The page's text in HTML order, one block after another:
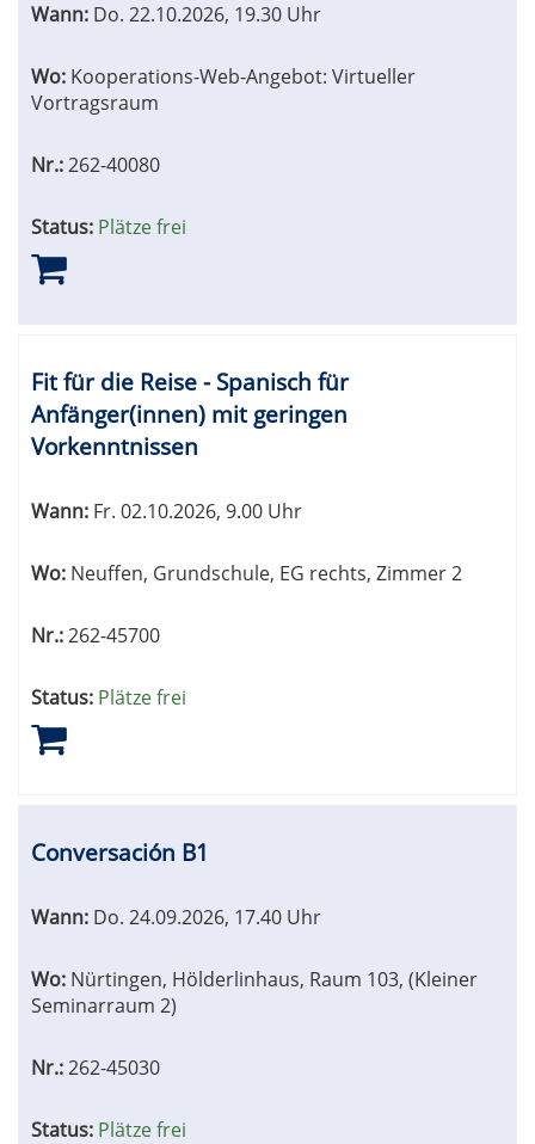
Wann: Do. 22.10.2026, 19.30 Uhr
Wo: Kooperations-Web-Angebot: Virtueller
Vortragsraum
Nr.:262-40080
Status: Plätze frei
Fit für die Reise - Spanisch für
Anfänger(innen) mit geringen
Vorkenntnissen
Wann: Fr. 02.10.2026, 9.00 Uhr
Wo: Neuffen, Grundschule, EG rechts, Zimmer 2
Nr.:262-45700
Status: Plätze frei
Conversación B1
Wann: Do. 24.09.2026, 17.40 Uhr
Wo: Nürtingen, Hölderlinhaus, Raum 103, (Kleiner
Seminarraum 2)
Nr.:262-45030
Status: Plätze frei